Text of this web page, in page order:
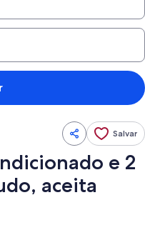
Salvar
e 2
aceita